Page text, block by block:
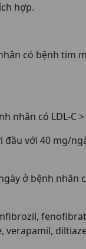
hợp.
có bệnh tim
nhân có LDL-C
với 40 mg/
ở bệnh nhân